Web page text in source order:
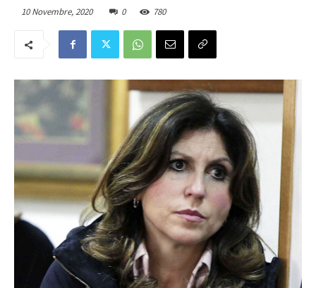
10 Novembre, 2020 0 780